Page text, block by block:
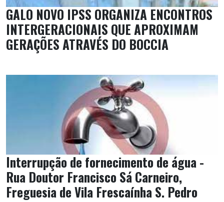
GALO NOVO IPSS ORGANIZA ENCONTROS
INTERGERACIONAIS QUE APROXIMAM
GERAÇÕES ATRAVÉS DO BOCCIA
Interrupção de fornecimento de água -
Rua Doutor Francisco Sá Carneiro,
Freguesia de Vila Frescaínha S. Pedro